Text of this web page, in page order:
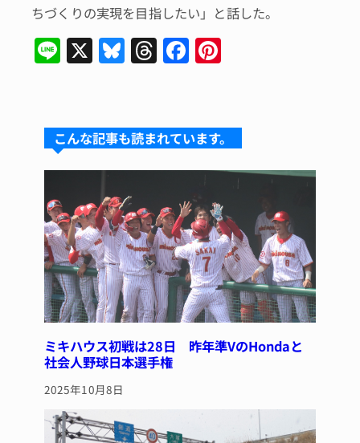
ちづくりの実現を目指したい」と話した。
Li
n
X Bl
u
s
k
y
T
hr
a
d
s
F
a
e
b
o
o
k
re
st
こんな記事も読まれています。
ミキハウス初戦は28日 昨年準VのHondaと
社会人野球日本選手権
2025年10月8日